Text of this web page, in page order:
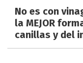
No es con
la MEJOR
canillas y del